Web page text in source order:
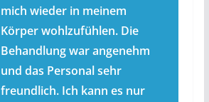
mich wieder in meinem
Körper wohlzufühlen. Die
Behandlung war angenehm
und das Personal sehr
freundlich. Ich kann es nur